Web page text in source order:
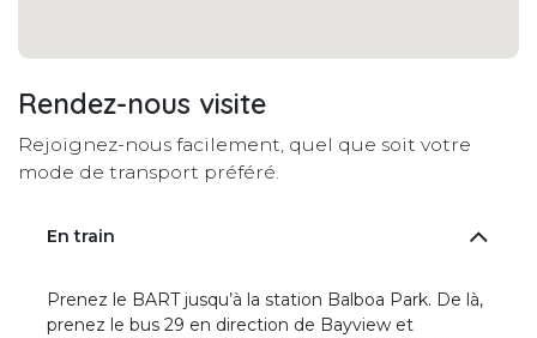
Rendez-nous visite
Rejoignez-nous facilement, quel que soit votre
mode de transport préféré.
En train
Prenez le BART jusqu’à la station Balboa Park. De là,
prenez le bus 29 en direction de Bayview et